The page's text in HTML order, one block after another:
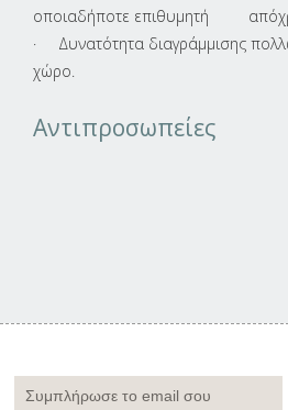
οποιαδήποτε επιθυμητή
· Δυνατότητα διαγράμμισης
χώρο.
Αντιπροσωπείες